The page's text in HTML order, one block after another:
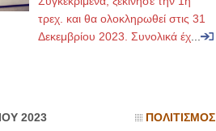
τρεχ. και θα ολοκληρωθεί στις 31
Δεκεμβρίου 2023. Συνολικά έχ...
2023 ΠΟΛΙΤΙΣΜΟΣ